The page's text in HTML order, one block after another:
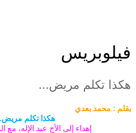
فيلوبريس
هكذا تكلم مريض...
بقلم : محمد بعدي
هكذا تكلم
إهداء إلى الأخ عبد الإله، مع